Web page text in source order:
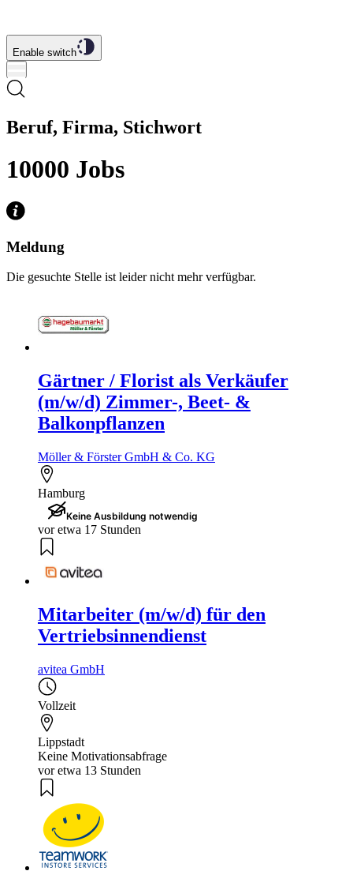
Enable switch
Beruf, Firma, Stichwort
10000 Jobs
Meldung
Die gesuchte Stelle ist leider nicht mehr verfügbar.
Gärtner / Florist als Verkäufer
(m/w/d) Zimmer-, Beet- &
Balkonpflanzen
Möller & Förster GmbH & Co. KG
Hamburg
Keine Ausbildung notwendig
vor etwa 17 Stunden
Mitarbeiter (m/w/d) für den
Vertriebsinnendienst
avitea GmbH
Vollzeit
Lippstadt
Keine Motivationsabfrage
vor etwa 13 Stunden